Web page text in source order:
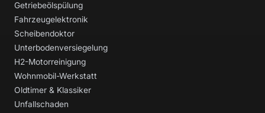
Getriebeölspülung
Fahrzeugelektronik
Scheibendoktor
Unterbodenversiegelung
H2-Motorreinigung
Wohnmobil-Werkstatt
Oldtimer & Klassiker
Unfallschaden